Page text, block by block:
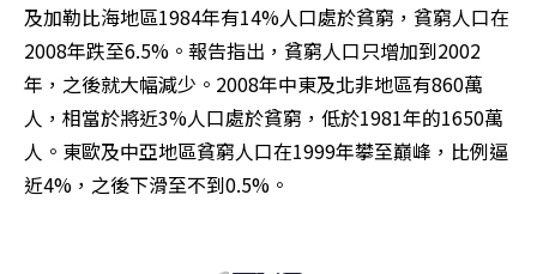
及加勒比海地區1984年有14%人口處於貧窮，貧窮人口在
2008年跌至6.5%。報告指出，貧窮人口只增加到2002
年，之後就大幅減少。2008年中東及北非地區有860萬
人，相當於將近3%人口處於貧窮，低於1981年的1650萬
人。東歐及中亞地區貧窮人口在1999年攀至巔峰，比例逼
近4%，之後下滑至不到0.5%。